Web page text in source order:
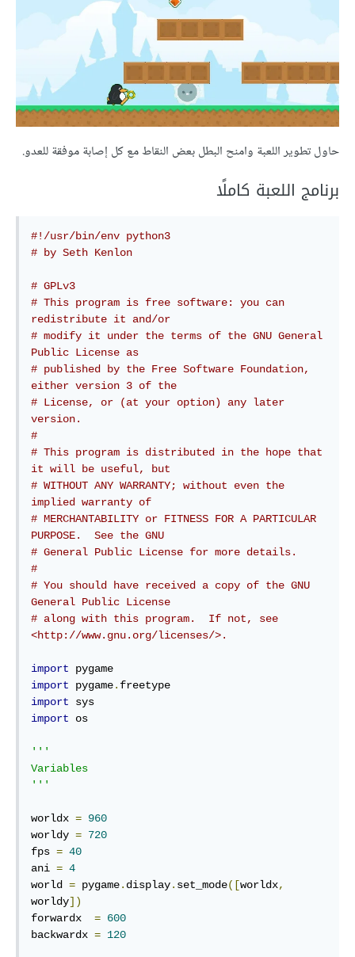
حاول تطوير اللعبة وامنح البطل بعض النقاط مع كل إصابة موفقة للعدو.
برنامج اللعبة كاملًا
#!/usr/bin/env python3
# by Seth Kenlon
# GPLv3
# This program is free software: you can
redistribute it and/or
# modify it under the terms of the GNU General
Public License as
# published by the Free Software Foundation,
either version 3 of the
# License, or (at your option) any later
version.
#
# This program is distributed in the hope that
it will be useful, but
# WITHOUT ANY WARRANTY; without even the
implied warranty of
# MERCHANTABILITY or FITNESS FOR A PARTICULAR
PURPOSE.  See the GNU
# General Public License for more details.
#
# You should have received a copy of the GNU
General Public License
# along with this program.  If not, see
<http://www.gnu.org/licenses/>.
import
import pygame.
import
import os
'''
Variables
'''
worldx = 960
worldy = 720
fps = 40
ani = 4
world = pygame. display. set_mode([worldx,
worldy])
forwardx = 600
backwardx = 120